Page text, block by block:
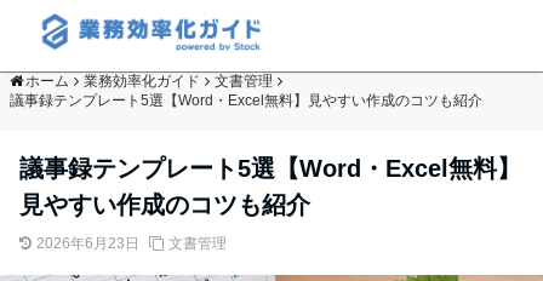
ホーム 業務効率化ガイド
文書管理
議事録テンプレート5選【Word・Excel無料】見やすい作成のコツも紹介
議事録テンプレート5選【Word・Excel無料】
見やすい作成のコツも紹介
2026年6月23日 文書管理